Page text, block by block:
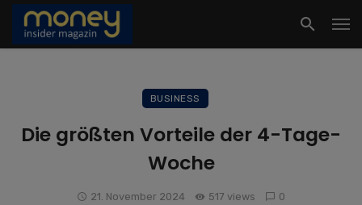
BUSINESS
Die größten Vorteile der 4-Tage-
Woche
21. November 2024 517 views 0